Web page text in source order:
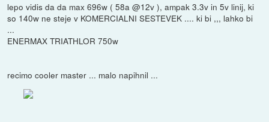
lepo vidis da da max 696w ( 58a @12v ), ampak 3.3v in 5v linij, ki
so 140w ne steje v KOMERCIALNI SESTEVEK .... ki bi ,,, lahko bi
...
ENERMAX TRIATHLOR 750w
recimo cooler master ... malo napihnil ...